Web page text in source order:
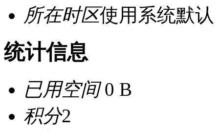
所在时区使用系统默认
统计信息
已用空间0 B
积分2